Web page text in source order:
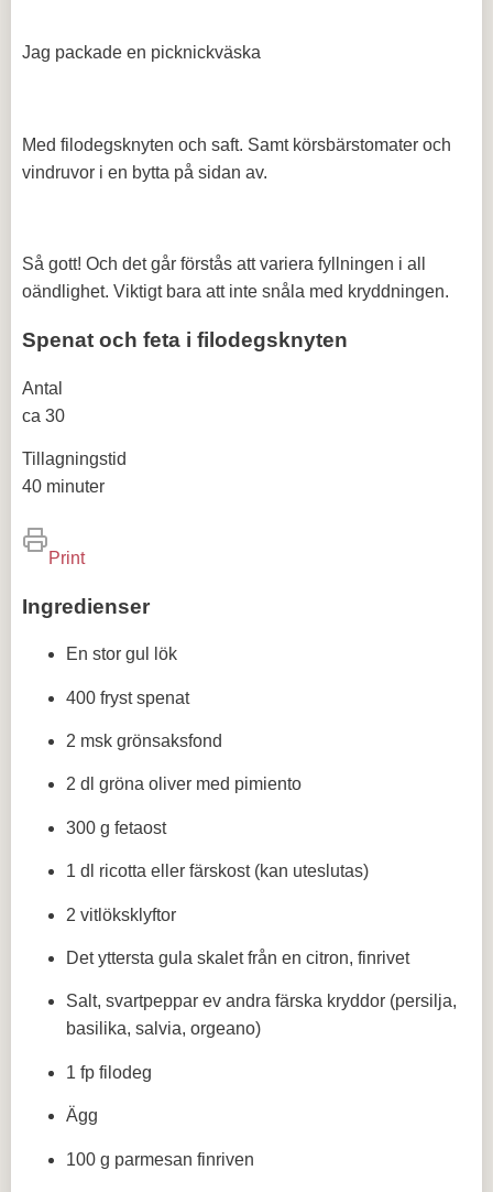
Jag packade en picknickväska
Med filodegsknyten och saft. Samt körsbärstomater och
vindruvor i en bytta på sidan av.
Så gott! Och det går förstås att variera fyllningen i all
oändlighet. Viktigt bara att inte snåla med kryddningen.
Spenat och feta i filodegsknyten
Antal
ca 30
Tillagningstid
40 minuter
Print
Ingredienser
En stor gul lök
400 fryst spenat
2 msk grönsaksfond
2 dl gröna oliver med pimiento
300 g fetaost
1 dl ricotta eller färskost (kan uteslutas)
2 vitlöksklyftor
Det yttersta gula skalet från en citron, finrivet
Salt, svartpeppar ev andra färska kryddor (persilja,
basilika, salvia, orgeano)
1 fp filodeg
Ägg
100 g parmesan finriven